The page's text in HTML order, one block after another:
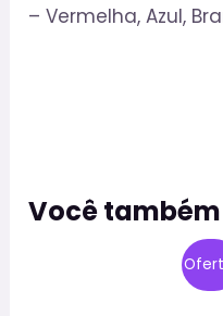
– Vermelha, Azul,
Você
O